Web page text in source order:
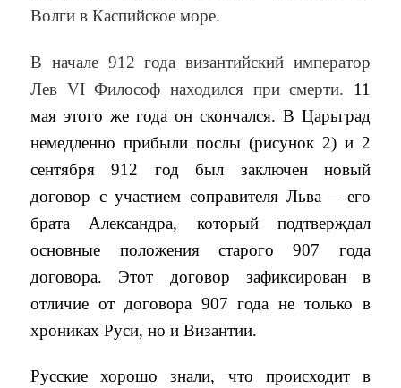
Волги в Каспийское море.
В начале 912 года византийский император
Лев VI Философ находился при смерти. 11
мая этого же года он скончался. В Царьград
немедленно прибыли послы (рисунок 2) и 2
сентября 912 год был заключен новый
договор с участием соправителя Льва – его
брата Александра, который подтверждал
основные положения старого 907 года
договора. Этот договор зафиксирован в
отличие от договора 907 года не только в
хрониках Руси, но и Византии.
Русские хорошо знали, что происходит в